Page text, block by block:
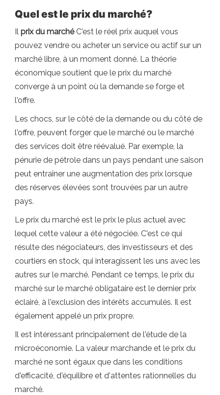
Quel est le prix du marché?
Il prix du marchéC'est le réel prix auquel vous
pouvez vendre ou acheter un service ou actif sur un
marché libre, à un moment donné. La théorie
économique soutient que le prix du marché
converge à un point où la demande se forge et
l'offre.
Les chocs, sur le côté de la demande ou du côté de
l'offre, peuvent forger que le marché ou le marché
des services doit être réévalué. Par exemple, la
pénurie de pétrole dans un pays pendant une saison
peut entraîner une augmentation des prix lorsque
des réserves élevées sont trouvées par un autre
pays.
Le prix du marché est le prix le plus actuel avec
lequel cette valeur a été négociée. C'est ce qui
résulte des négociateurs, des investisseurs et des
courtiers en stock, qui interagissent les uns avec les
autres sur le marché. Pendant ce temps, le prix du
marché sur le marché obligataire est le dernier prix
éclairé, à l'exclusion des intérêts accumulés. Il est
également appelé un prix propre.
Il est intéressant principalement de l'étude de la
microéconomie. La valeur marchande et le prix du
marché ne sont égaux que dans les conditions
d'efficacité, d'équilibre et d'attentes rationnelles du
marché.